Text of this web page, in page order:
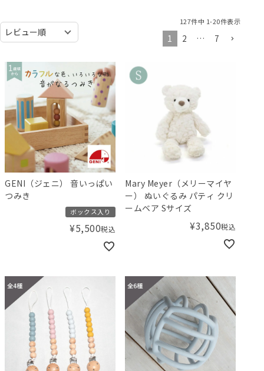
127件中 1-20件表示
1 2 … 7
GENI（ジェニ） 音いっぱい
つみき
ボックス入り
¥5,500税込
Mary Meyer（メリーマイヤ
ー） ぬいぐるみ パティ クリ
ームベア Sサイズ
¥3,850税込